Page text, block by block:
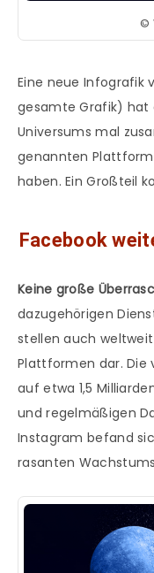
©
Eine neue Infografik
gesamte Grafik) hat
Universums mal
genannten
haben. Ein Großteil
Facebook
Keine große
dazugehörigen
stellen auch
Plattformen dar. Die
auf etwa 1,5
und regelmäßigen
Instagram befand
rasanten